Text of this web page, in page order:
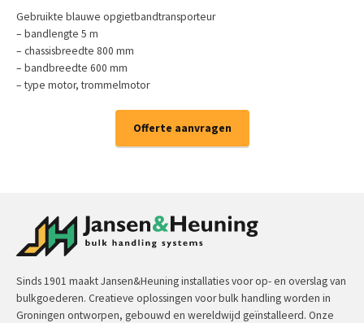
Gebruikte blauwe opgietbandtransporteur
– bandlengte 5 m
– chassisbreedte 800 mm
– bandbreedte 600 mm
– type motor, trommelmotor
Offerte aanvragen
Sinds 1901 maakt Jansen&Heuning installaties voor op- en overslag van
bulkgoederen. Creatieve oplossingen voor bulk handling worden in
Groningen ontworpen, gebouwd en wereldwijd geïnstalleerd. Onze